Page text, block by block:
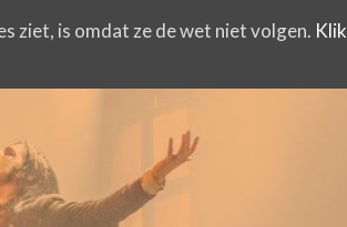
ziet, is omdat ze de wet niet volgen. Klik